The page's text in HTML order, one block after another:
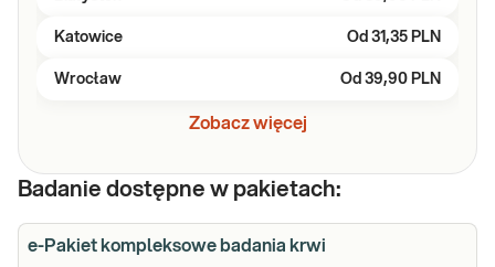
Katowice Od 31,35 PLN
Wrocław Od 39,90 PLN
Zobacz więcej
Badanie dostępne w pakietach:
e-Pakiet kompleksowe badania krwi